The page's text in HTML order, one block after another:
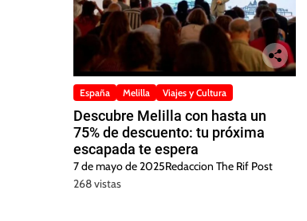
España Melilla Viajes y Cultura
Descubre Melilla con hasta un
75% de descuento: tu próxima
escapada te espera
7 de mayo de 2025Redaccion The Rif Post
268 vistas